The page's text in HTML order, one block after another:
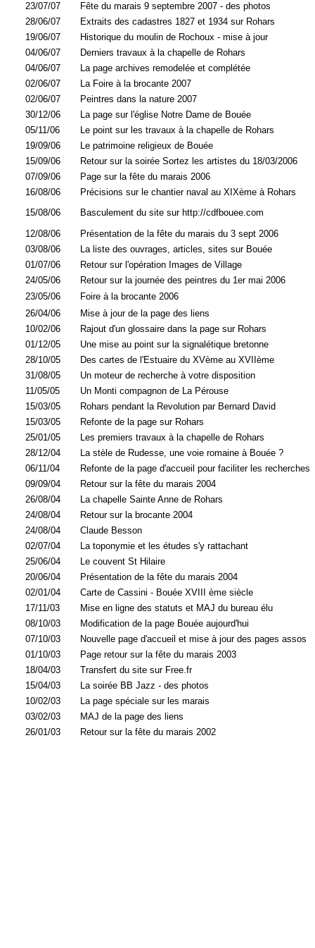
23/07/07
Fête du marais 9 septembre 2007 - des photos
28/06/07
Extraits des cadastres 1827 et 1934 sur Rohars
19/06/07
Historique du moulin de Rochoux - mise à jour
04/06/07
Derniers travaux à la chapelle de Rohars
04/06/07
La page archives remodelée et complétée
02/06/07
La Foire à la brocante 2007
02/06/07
Peintres dans la nature 2007
30/12/06
La page sur l'église Notre Dame de Bouée
05/11/06
Le point sur les travaux à la chapelle de Rohars
19/09/06
Le patrimoine religieux de Bouée
15/09/06
Retour sur la soirée Sortez les artistes du 18/03/2006
07/09/06
Page sur la fête du marais 2006
16/08/06
Précisions sur le chantier naval au XIXème à Rohars
15/08/06
Basculement du site sur http://cdfbouee.com
12/08/06
Présentation de la fête du marais du 3 sept 2006
03/08/06
La liste des ouvrages, articles, sites sur Bouée
01/07/06
Retour sur l'opération Images de Village
24/05/06
Retour sur la journée des peintres du 1er mai 2006
23/05/06
Foire à la brocante 2006
26/04/06
Mise à jour de la page des liens
10/02/06
Rajout d'un glossaire dans la page sur Rohars
01/12/05
Une mise au point sur la signalétique bretonne
28/10/05
Des cartes de l'Estuaire du XVème au XVIIème
31/08/05
Un moteur de recherche à votre disposition
11/05/05
Un Monti compagnon de La Pérouse
15/03/05
Rohars pendant la Revolution par Bernard David
15/03/05
Refonte de la page sur Rohars
25/01/05
Les premiers travaux à la chapelle de Rohars
28/12/04
La stèle de Rudesse, une voie romaine à Bouée ?
06/11/04
Refonte de la page d'accueil pour faciliter les recherches
09/09/04
Retour sur la fête du marais 2004
26/08/04
La chapelle Sainte Anne de Rohars
24/08/04
Retour sur la brocante 2004
24/08/04
Claude Besson
02/07/04
La toponymie et les études s'y rattachant
25/06/04
Le couvent St Hilaire
20/06/04
Présentation de la fête du marais 2004
02/01/04
Carte de Cassini - Bouée XVIII ème siècle
17/11/03
Mise en ligne des statuts et MAJ du bureau élu
08/10/03
Modification de la page Bouée aujourd'hui
07/10/03
Nouvelle page d'accueil et mise à jour des pages assos
01/10/03
Page retour sur la fête du marais 2003
18/04/03
Transfert du site sur Free.fr
15/04/03
La soirée BB Jazz - des photos
10/02/03
La page spéciale sur les marais
03/02/03
MAJ de la page des liens
26/01/03
Retour sur la fête du marais 2002